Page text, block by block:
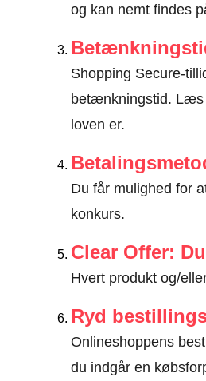
og kan nemt findes
Shopping Secure-
betænkningstid. Læs
loven er.
Du får mulighed for
konkurs.
Clear Offer:
Hvert produkt og/
Ryd
Onlineshoppens
du indgår en